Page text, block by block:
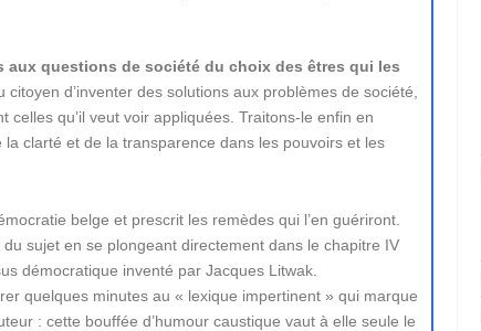
aux questions de société du choix des êtres qui les
citoyen d’inventer des solutions aux problèmes de société,
celles qu’il veut voir appliquées. Traitons-le enfin en
clarté et de la transparence dans les pouvoirs et les
belge et prescrit les remèdes qui l’en guériront.
sujet en se plongeant directement dans le chapitre IV
démocratique inventé par Jacques Litwak.
quelques minutes au « lexique impertinent » qui marque
: cette bouffée d’humour caustique vaut à elle seule le